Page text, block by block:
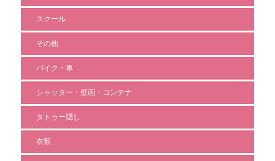
スクール
その他
バイク・車
シャッター・壁画・コンテナ
タトゥー隠し
衣類